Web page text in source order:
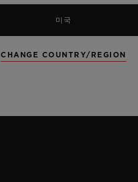
미국
CHANGE COUNTRY/REGION